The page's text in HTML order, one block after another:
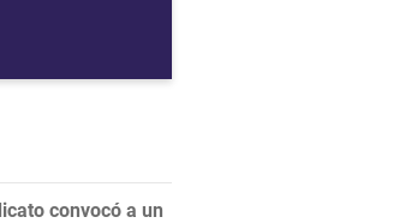
convocó a un